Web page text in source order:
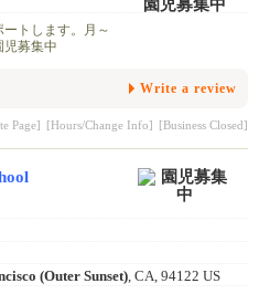
トします。月～
募集中
Write a review
Page] [Hours/Change Info] [Business Closed]
(Outer Sunset), CA, 94122 US